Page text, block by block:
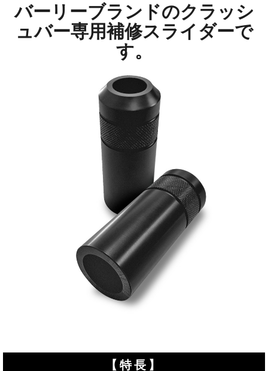
バーリーブランドのクラッシ
ュバー専用補修スライダーで
す。
【特長】